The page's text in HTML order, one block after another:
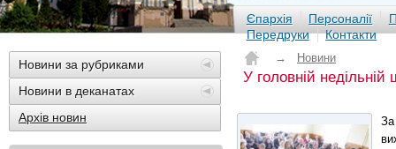
Єпархія Персоналії
Передруки
Контакти
Новини за рубриками
Новини в деканатах
Архів новин
→ Новини
У головній недільній
За